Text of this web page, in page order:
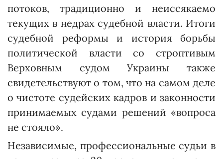
потоков, традиционно и неиссякаемо
текущих в недрах судебной власти. Итоги
судебной реформы и история борьбы
политической власти со строптивым
Верховным судом Украины также
свидетельствуют о том, что на самом деле
о чистоте судейских кадров и законности
принимаемых судами решений «вопроса
не стояло».
Независимые, профессиональные судьи в